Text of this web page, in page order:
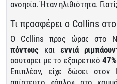
ανοησία. Ήταν ηλιθιότητα. Γιατί;
Τι προσφέρει ο Collins
Ο Collins προς ώρας στο
πόντους και εννιά
σουτάρει με το εξαιρετικό
Επιπλέον, είχε δώσει
απίστευτο «όπλο» στο